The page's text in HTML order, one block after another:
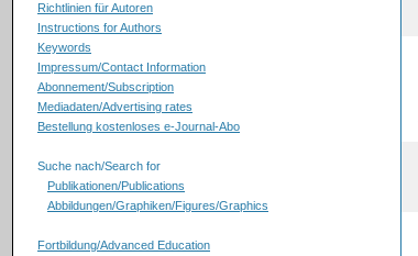
Richtlinien für Autoren
Instructions for Authors
Keywords
Impressum/Contact Information
Abonnement/Subscription
Mediadaten/Advertising rates
Bestellung kostenloses e-Journal-Abo
Suche nach/Search for
Publikationen/Publications
Abbildungen/Graphiken/Figures/Graphics
Fortbildung/Advanced Education